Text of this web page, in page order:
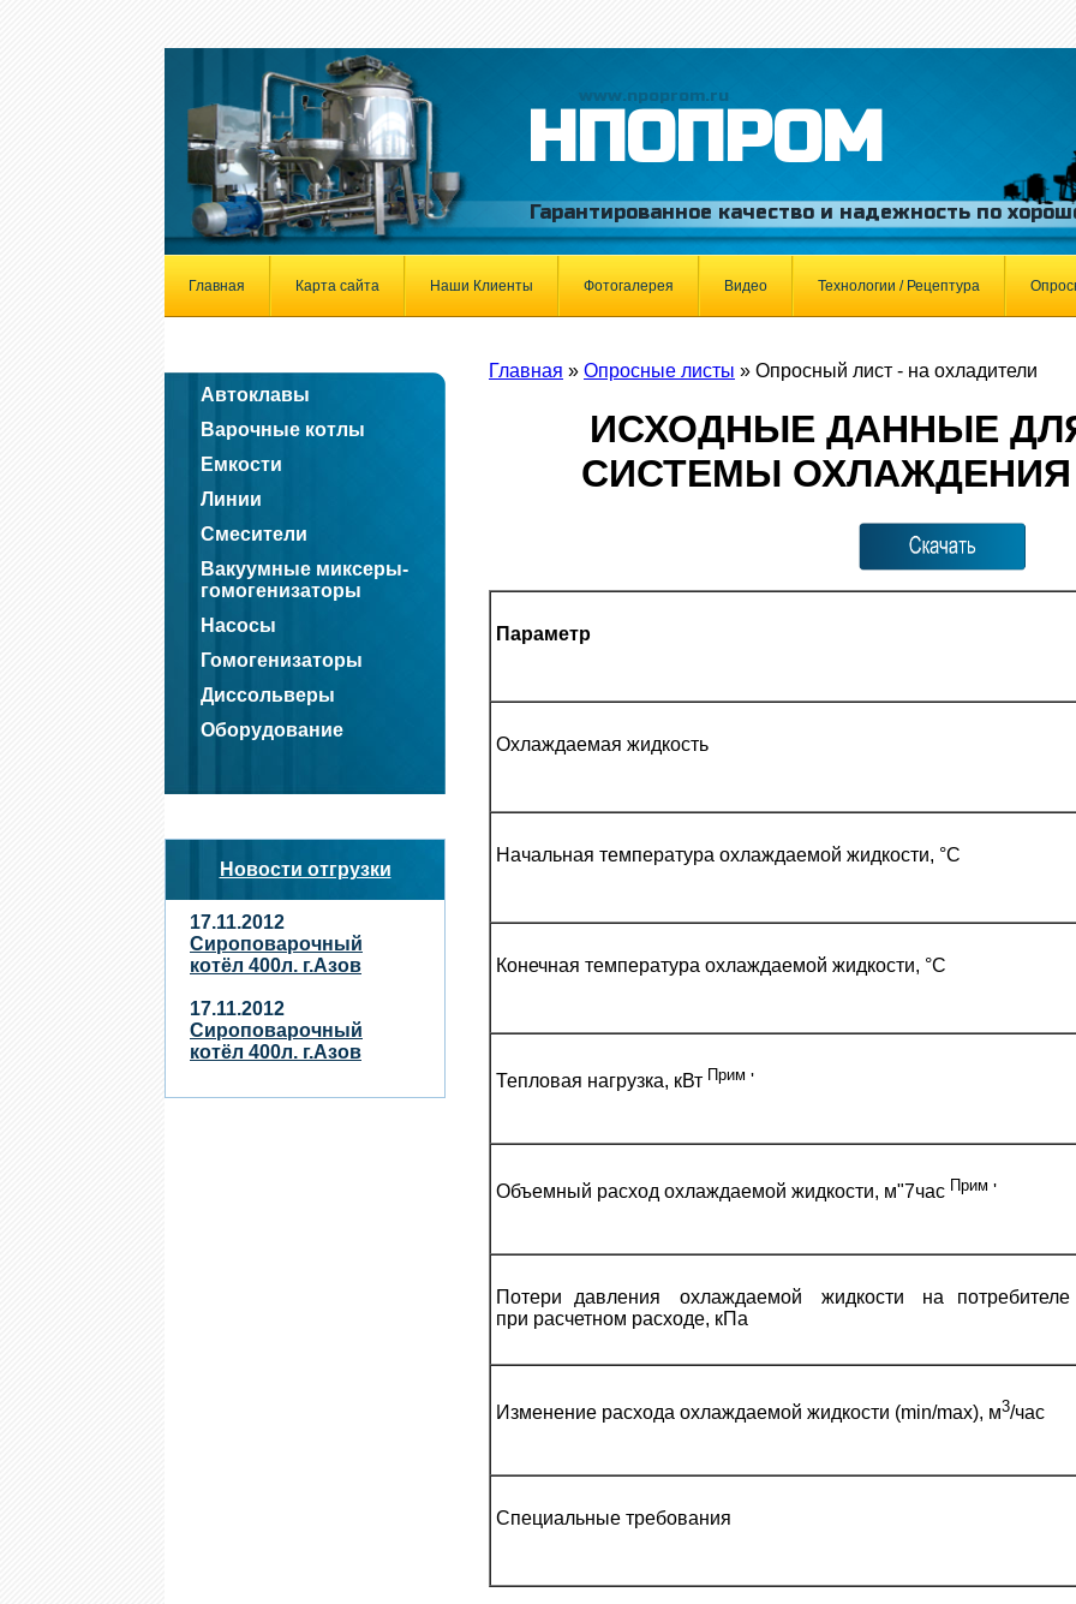
www.npoprom.ru
НПОПРОМ
Гарантированное качество и надежность по
Главная Карта сайта Наши Клиенты Фотогалерея Видео Технологии / Рецептура
Автоклавы
Варочные котлы
Емкости
Линии
Смесители
Вакуумные миксеры-
гомогенизаторы
Насосы
Гомогенизаторы
Диссольверы
Оборудование
Новости отгрузки
17.11.2012
Сироповарочный
котёл 400л. г.Азов
17.11.2012
Сироповарочный
котёл 400л. г.Азов
Главная » Опросные листы » Опросный лист - на охладители
ИСХОДНЫЕ ДАННЫЕ
СИСТЕМЫ
Параметр
Охлаждаемая жидкость
Начальная температура охлаждаемой жидкости, °С
Конечная температура охлаждаемой жидкости, °С
Тепловая нагрузка, кВт Прим '
Объемный расход охлаждаемой жидкости, м"7час Прим '
Потери давления охлаждаемой жидкости на
при расчетном расходе, кПа
Изменение расхода охлаждаемой жидкости (min/max), м3/час
Специальные требования